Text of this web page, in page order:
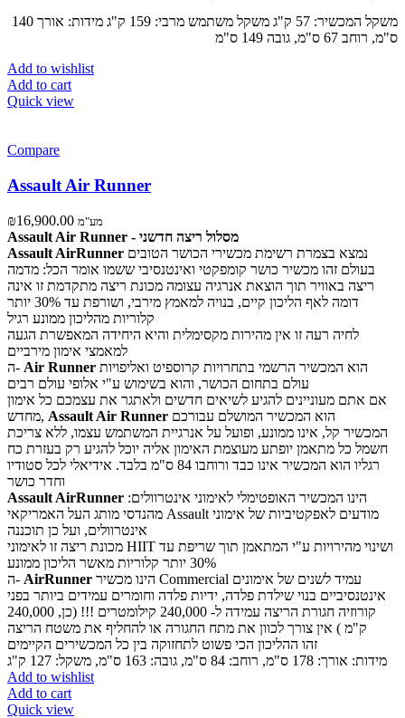
משקל המכשיר: 57 ק"ג משקל משתמש מרבי: 159 ק"ג מידות: אורך 140
ס"מ, רוחב 67 ס"מ, גובה 149 ס"מ
Add to wishlist
Add to cart
Quick view
Compare
Assault Air Runner
₪16,900.00 מע"מ
Assault Air Runner - מסלול ריצה חדשני
Assault AirRunner
בעולם זהו מכשיר כושר קומפקטי ואינטנסיבי ששמו אומר הכל: מדמה
ריצה באוויר תוך הוצאת אנרגיה עצומה מכונת ריצה מתקדמת זו אינה
דומה לאף הליכון קיים, בנויה למאמץ מירבי, ושורפת עד 30% יותר
קלוריות מהליכון ממונע רגיל
לחיה רעה זו אין מהירות מקסימלית והיא היחידה המאפשרת הגעה
למאמצי אימון מירביים
ה- Air Runner
עולם בתחום הכושר, והוא בשימוש ע"י אלופי עולם רבים
אם אתם מעוניינים להגיע לשיאים חדשים ולאתגר את עצמכם כל אימון
מחדש, Assault Air Runner הוא המכשיר המושלם עבורכם
המכשיר קל, אינו ממונע, ופועל על אנרגיית המשתמש עצמו, ללא צריכת
חשמל כל מתאמן יופתע מעוצמת האימון אליה יוכל להגיע רק בעזרת כח
רגליו הוא המכשיר אינו כבד ורוחבו 84 ס"מ בלבד. אידיאלי לכל סטודיו
וחדר כושר
Assault AirRunner
מהנדסי מותג העל האמריקאי Assault מודעים לאפקטיביות של אימוני
אינטרוולים, ועל כן תוכננה
מכונת ריצה זו לאימוני HIIT ושינוי מהירויות ע"י המתאמן תוך שריפת עד
30% יותר קלוריות מאשר הליכון ממונע
ה- AirRunner
אינטנסיביים בנוי שילדת פלדה, ידיות פלדה וחומרים עמידים ביותר בפני
קורוזיה חגורת הריצה עמידה ל- 240,000 קילומטרים !!! (כן, 240,000
ק"מ ) אין צורך לכוון את מתח החגורה או להחליף את משטח הריצה
זהו ההליכון הכי פשוט לתחזוקה בין כל המכשירים הקיימים
מידות: אורך: 178 ס"מ, רוחב: 84 ס"מ, גובה: 163 ס"מ, משקל: 127 ק"ג
Add to wishlist
Add to cart
Quick view